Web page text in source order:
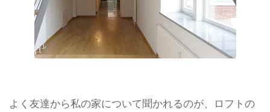
よく友達から私の家について聞かれるのが、ロフトの